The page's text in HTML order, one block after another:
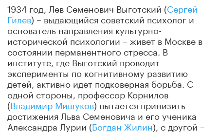
1934 год, Лев Семенович Выготский (Сергей
Гилев) – выдающийся советский психолог и
основатель направления культурно-
исторической психологии – живет в Москве в
состоянии перманентного стресса. В
институте, где Выготский проводит
эксперименты по когнитивному развитию
детей, активно идет подковерная борьба. С
одной стороны, профессор Корнилов
(Владимир Мишуков) пытается принизить
достижения Льва Семеновича и его ученика
Александра Лурии (Богдан Жилин), с другой –